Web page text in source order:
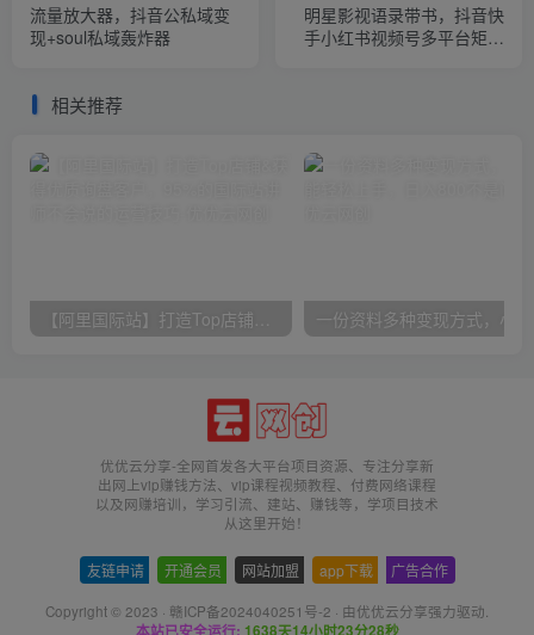
流量放大器，抖音公私域变
现+soul私域轰炸器
明星影视语录带书，抖音快
手小红书视频号多平台矩阵
相关推荐
优优云分享-全网首发各大平台项目资源、专注分享新
出网上vip赚钱方法、vip课程视频教程、付费网络课程
以及网赚培训，学习引流、建站、赚钱等，学项目技术
从这里开始！
友链申请 开通会员 网站加盟 app下载 广告合作
Copyright © 2023 · 赣ICP备2024040251号-2 · 由优优云分享强力驱动.
本站已安全运行: 1638天14小时23分28秒